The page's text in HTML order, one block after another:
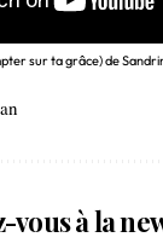
sur ta grâce) de
vous à la